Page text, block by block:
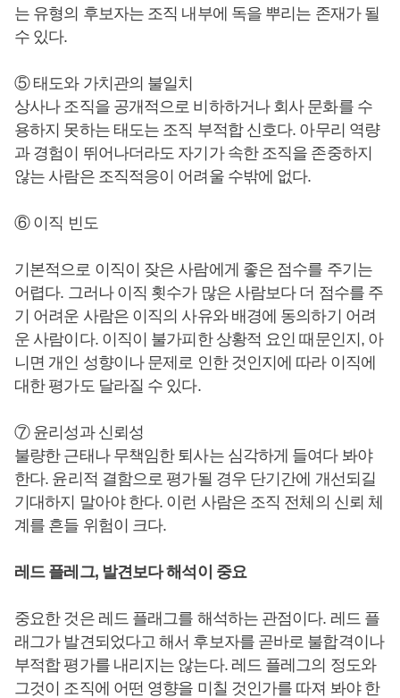
는 유형의 후보자는 조직 내부에 독을 뿌리는 존재가 될
수 있다.
⑤ 태도와 가치관의 불일치
상사나 조직을 공개적으로 비하하거나 회사 문화를 수
용하지 못하는 태도는 조직 부적합 신호다. 아무리 역량
과 경험이 뛰어나더라도 자기가 속한 조직을 존중하지
않는 사람은 조직적응이 어려울 수밖에 없다.
⑥ 이직 빈도
기본적으로 이직이 잦은 사람에게 좋은 점수를 주기는
어렵다. 그러나 이직 횟수가 많은 사람보다 더 점수를 주
기 어려운 사람은 이직의 사유와 배경에 동의하기 어려
운 사람이다. 이직이 불가피한 상황적 요인 때문인지, 아
니면 개인 성향이나 문제로 인한 것인지에 따라 이직에
대한 평가도 달라질 수 있다.
⑦ 윤리성과 신뢰성
불량한 근태나 무책임한 퇴사는 심각하게 들여다 봐야
한다. 윤리적 결함으로 평가될 경우 단기간에 개선되길
기대하지 말아야 한다. 이런 사람은 조직 전체의 신뢰 체
계를 흔들 위험이 크다.
레드 플레그, 발견보다 해석이 중요
중요한 것은 레드 플래그를 해석하는 관점이다. 레드 플
래그가 발견되었다고 해서 후보자를 곧바로 불합격이나
부적합 평가를 내리지는 않는다. 레드 플레그의 정도와
그것이 조직에 어떤 영향을 미칠 것인가를 따져 봐야 한